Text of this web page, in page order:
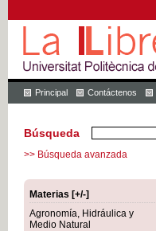
Principal Contáctenos
Búsqueda
>> Búsqueda avanzada
Materias [+/-]
Agronomía, Hidráulica y
Medio Natural